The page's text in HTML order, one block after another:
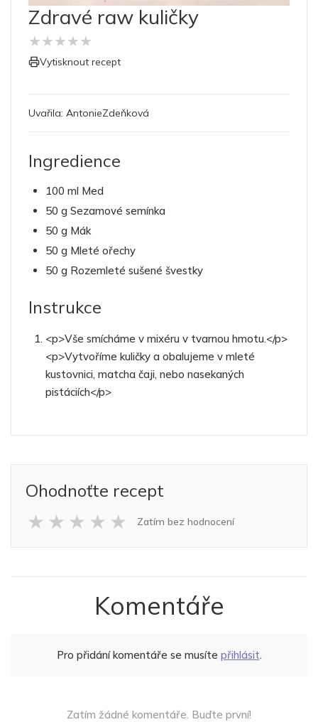
Zdravé raw kuličky
★★★★★
Vytisknout recept
Uvařila: AntonieZdeňková
Ingredience
100 ml Med
50 g Sezamové semínka
50 g Mák
50 g Mleté ořechy
50 g Rozemleté sušené švestky
Instrukce
<p>Vše smícháme v mixéru v tvarnou hmotu.</p>
<p>Vytvoříme kuličky a obalujeme v mleté
kustovnici, matcha čaji, nebo nasekaných
pistáciích</p>
Ohodnoťte recept
★ ★ ★ ★ ★ Zatím bez hodnocení
Komentáře
Pro přidání komentáře se musíte přihlásit.
Zatím žádné komentáře. Buďte první!